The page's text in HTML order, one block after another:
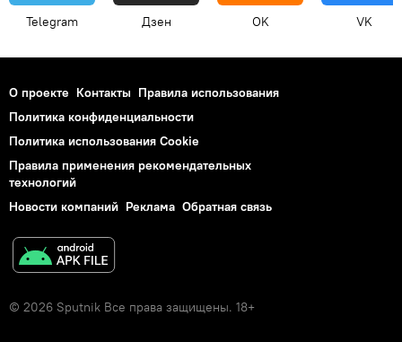
Telegram Дзен OK VK
О проекте Контакты Правила использования
Политика конфиденциальности
Политика использования Cookie
Правила применения рекомендательных
технологий
Новости компаний Реклама Обратная связь
© 2026 Sputnik Все права защищены. 18+